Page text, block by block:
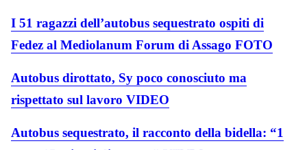
I 51 ragazzi dell’autobus sequestrato ospiti di
Fedez al Mediolanum Forum di Assago FOTO
Autobus dirottato, Sy poco conosciuto ma
rispettato sul lavoro VIDEO
Autobus sequestrato, il racconto della bidella: “1